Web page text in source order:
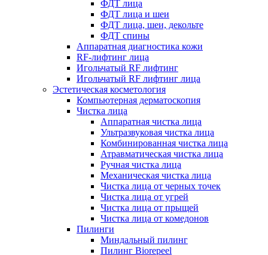
ФДТ лица
ФДТ лица и шеи
ФДТ лица, шеи, декольте
ФДТ спины
Аппаратная диагностика кожи
RF-лифтинг лица
Игольчатый RF лифтинг
Игольчатый RF лифтинг лица
Эстетическая косметология
Компьютерная дерматоскопия
Чистка лица
Аппаратная чистка лица
Ультразвуковая чистка лица
Комбинированная чистка лица
Атравматическая чистка лица
Ручная чистка лица
Механическая чистка лица
Чистка лица от черных точек
Чистка лица от угрей
Чистка лица от прыщей
Чистка лица от комедонов
Пилинги
Миндальный пилинг
Пилинг Biorepeel